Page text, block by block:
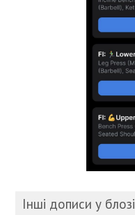
Інші дописи у блозі